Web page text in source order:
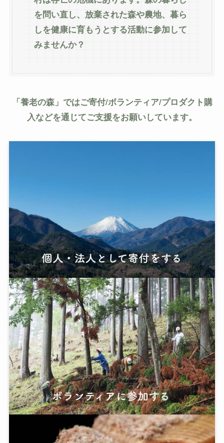
を問い直し、放棄された森や農地、暮ら
しを健康に育もうとする活動に参加して
みませんか？
「養老の森」ではご寄付/ボランティア/プロダクト購
入などを通じてご支援をお願いしています。